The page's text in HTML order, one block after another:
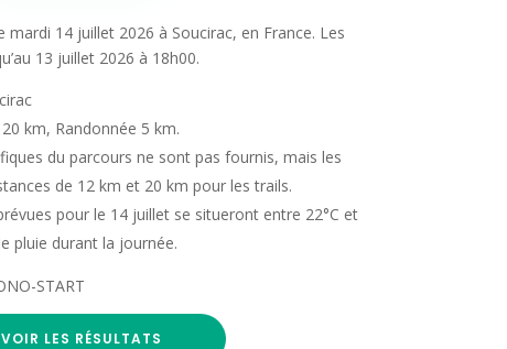
mardi 14 juillet 2026 à Soucirac, en France. Les
13 juillet 2026 à 18h00.
km, Randonnée 5 km.
du parcours ne sont pas fournis, mais les
de 12 km et 20 km pour les trails.
pour le 14 juillet se situeront entre 22°C et
pluie durant la journée.
START
LES RÉSULTATS